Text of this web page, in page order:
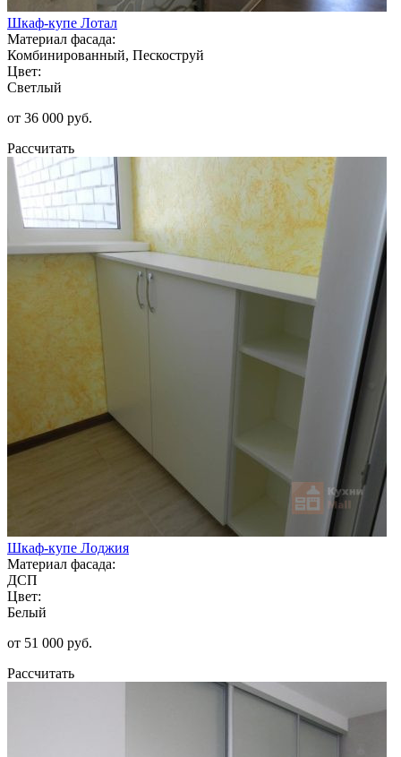
Шкаф-купе Лотал
Материал фасада:
Комбинированный, Пескоструй
Цвет:
Светлый
от 36 000 руб.
Рассчитать
Шкаф-купе Лоджия
Материал фасада:
ДСП
Цвет:
Белый
от 51 000 руб.
Рассчитать